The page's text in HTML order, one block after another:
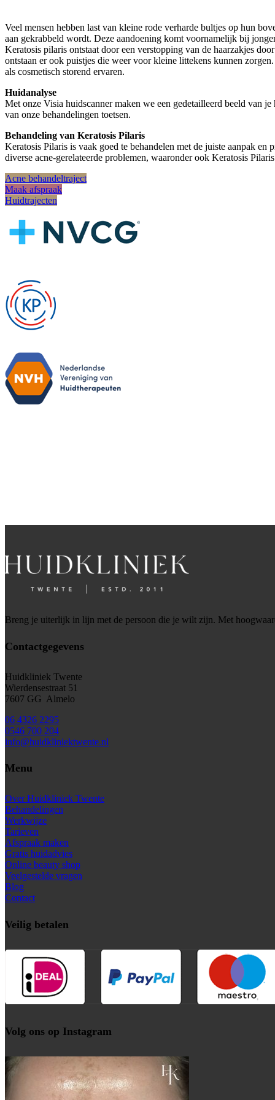
Veel mensen hebben last van kleine rode verharde bultjes op hun
aan gekrabbeld wordt. Deze aandoening komt voornamelijk bij
Keratosis pilaris ontstaat door een verstopping van de haarzakjes
ontstaan er ook puistjes die weer voor kleine littekens kunnen
als cosmetisch storend ervaren.
Huidanalyse
Met onze Visia huidscanner maken we een gedetailleerd beeld van
van onze behandelingen toetsen.
Behandeling van Keratosis Pilaris
Keratosis Pilaris is vaak goed te behandelen met de juiste aanpak
diverse acne-gerelateerde problemen, waaronder ook Keratosis
Acne behandeltraject
Maak afspraak
Huidtrajecten
Breng je uiterlijk in lijn met de persoon die je wilt zijn. Met
Contactgegevens
Huidkliniek Twente
Wierdensestraat 51
7607 GG Almelo
06 4326 2295
0546 700 204
info@huidkliniektwente.nl
Menu
Over Huidkliniek Twente
Behandelingen
Werkwijze
Tarieven
Afspraak maken
Gratis huidadvies
Online beauty shop
Veelgestelde vragen
Blog
Contact
Veilig betalen
Volg ons op Instagram